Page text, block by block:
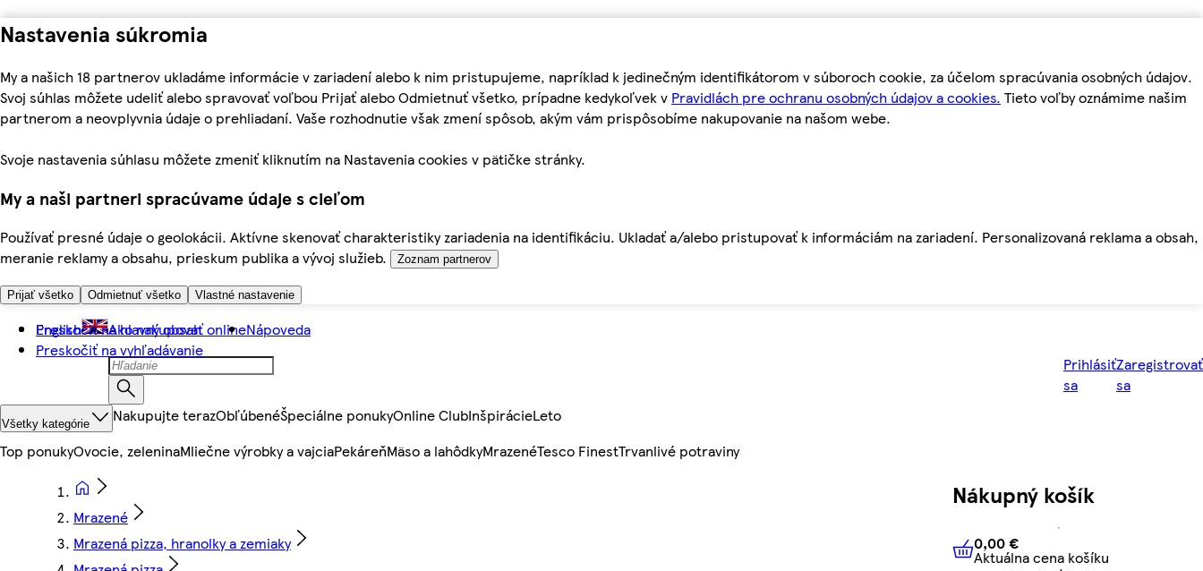
Nastavenia súkromia
My a našich 18 partnerov ukladáme informácie v zariadení alebo k nim pristupujeme, napríklad k jedinečným identifikátorom v súboroch cookie, za účelom spracúvania osobných údajov.
Svoj súhlas môžete udeliť alebo spravovať voľbou Prijať alebo Odmietnuť všetko, prípadne kedykoľvek v Pravidlách pre ochranu osobných údajov a cookies. Tieto voľby oznámime našim
partnerom a neovplyvnia údaje o prehliadaní. Vaše rozhodnutie však zmení spôsob, akým vám prispôsobíme nakupovanie na našom webe.
Svoje nastavenia súhlasu môžete zmeniť kliknutím na Nastavenia cookies v pätičke stránky.
My a naši partneri spracúvame údaje s cieľom
Používať presné údaje o geolokácii. Aktívne skenovať charakteristiky zariadenia na identifikáciu. Ukladať a/alebo pristupovať k informáciám na zariadení. Personalizovaná reklama a obsah,
meranie reklamy a obsahu, prieskum publika a vývoj služieb.
Zoznam partnerov
Prijať všetko Odmietnuť všetko Vlastné nastavenie
Preskočiť na hlavný obsah
Preskočiť na vyhľadávanie
English Ako nakupovať onlineNápoveda
Prihlásiť
sa
Zaregistrovať
sa
Všetky kategórie Nakupujte terazObľúbenéŠpeciálne ponukyOnline ClubInšpirácieLeto
Top ponukyOvocie, zeleninaMliečne výrobky a vajciaPekáreňMäso a lahôdkyMrazenéTesco FinestTrvanlivé potraviny
Mrazené
Mrazená pizza, hranolky a zemiaky
Nákupný košík
0,00 € Aktuálna cena košíku
0,00 €
Aktuálna cena košíku